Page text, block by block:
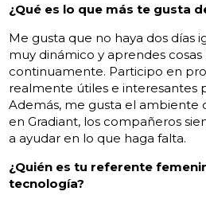
¿Qué es lo que más te gusta
Me gusta que no haya dos días
muy dinámico y aprendes cosas
continuamente. Participo en
realmente útiles e interesantes
Además, me gusta el ambiente
en Gradiant, los compañeros
a ayudar en lo que haga falta.
¿Quién es tu referente
tecnología?